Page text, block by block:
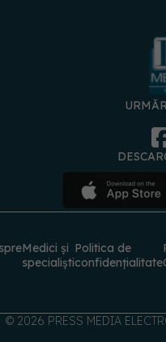
Medici și
specialiști
Politica de
confidențialitate
© 2026 PRESS MEDIA